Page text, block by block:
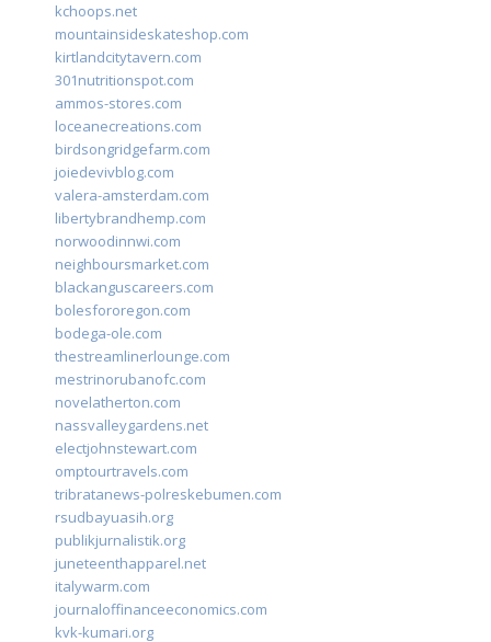
kchoops.net
mountainsideskateshop.com
kirtlandcitytavern.com
301nutritionspot.com
ammos-stores.com
loceanecreations.com
birdsongridgefarm.com
joiedevivblog.com
valera-amsterdam.com
libertybrandhemp.com
norwoodinnwi.com
neighboursmarket.com
blackanguscareers.com
bolesfororegon.com
bodega-ole.com
thestreamlinerlounge.com
mestrinorubanofc.com
novelatherton.com
nassvalleygardens.net
electjohnstewart.com
omptourtravels.com
tribratanews-polreskebumen.com
rsudbayuasih.org
publikjurnalistik.org
juneteenthapparel.net
italywarm.com
journaloffinanceeconomics.com
kvk-kumari.org